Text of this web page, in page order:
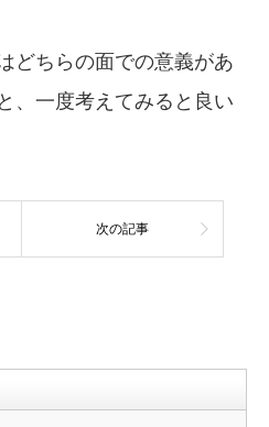
どちらの面での意義があ
、一度考えてみると良い
次の記事